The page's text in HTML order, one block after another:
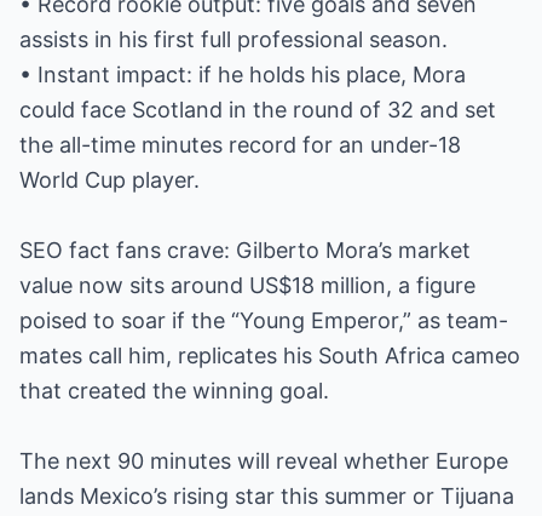
assists in his first full professional season.
• Instant impact: if he holds his place, Mora
could face Scotland in the round of 32 and set
the all-time minutes record for an under-18
World Cup player.
SEO fact fans crave: Gilberto Mora’s market
value now sits around US$18 million, a figure
poised to soar if the “Young Emperor,” as team-
mates call him, replicates his South Africa cameo
that created the winning goal.
The next 90 minutes will reveal whether Europe
lands Mexico’s rising star this summer or Tijuana